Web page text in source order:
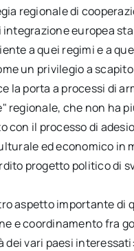
regionale di
europea
a quei regimi e a
un privilegio a
la porta a processi di
che non ha
il processo di
ed economico in
progetto politico di
aspetto importante di
e coordinamento fra
vari paesi